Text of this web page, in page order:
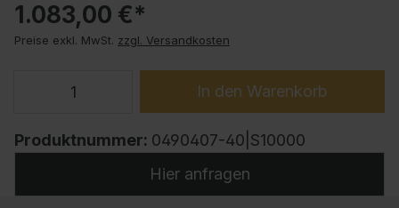
1.083,00 €*
Preise exkl. MwSt. zzgl. Versandkosten
In den Warenkorb
Produktnummer: 0490407-40|S10000
Hier anfragen